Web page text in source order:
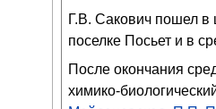
Г.В. Сакович пошел в
поселке Посьет и в
После окончания
химико-